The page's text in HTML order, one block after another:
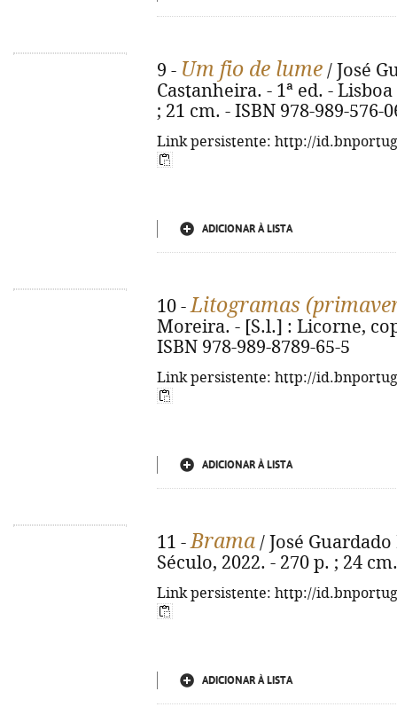
9 - Um fio de lume / José
Castanheira. - 1ª ed. -
; 21 cm. - ISBN 978-989-576-
Link persistente: http://
ADICIONAR À LISTA
10 -Litogramas
Moreira. - [S.l.] : Licorne,
ISBN 978-989-8789-65-5
Link persistente: http://
ADICIONAR À LISTA
11 -Brama / José
Século, 2022. - 270 p. ; 24
Link persistente: http://
ADICIONAR À LISTA